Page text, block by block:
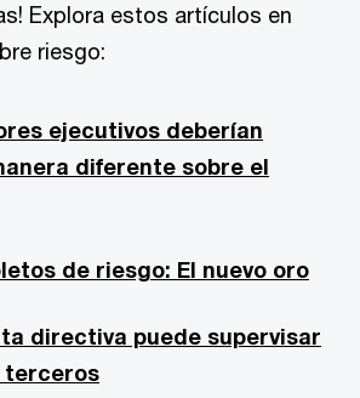
Explora estos artículos en
riesgo:
ejecutivos deberían
diferente sobre el
de riesgo: El nuevo oro
directiva puede supervisar
terceros